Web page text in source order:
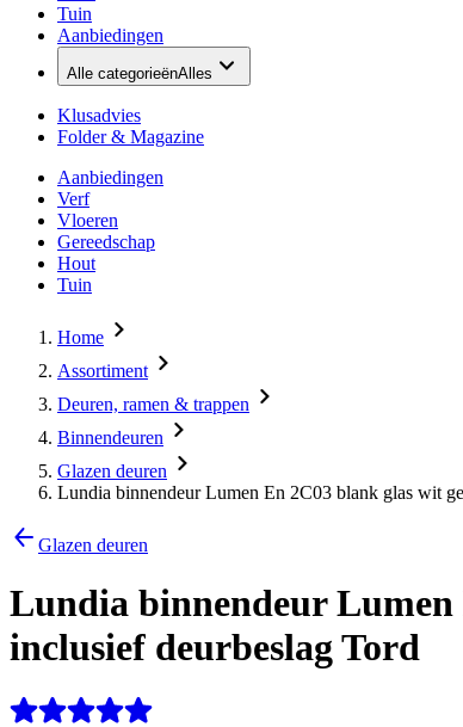
Tuin
Aanbiedingen
Alle categorieënAlles
Klusadvies
Folder & Magazine
Aanbiedingen
Verf
Vloeren
Gereedschap
Hout
Tuin
Home
Assortiment
Deuren, ramen & trappen
Binnendeuren
Glazen deuren
Lundia binnendeur Lumen En 2C03 blank glas wit
Glazen deuren
Lundia binnendeur Lumen
inclusief deurbeslag Tord